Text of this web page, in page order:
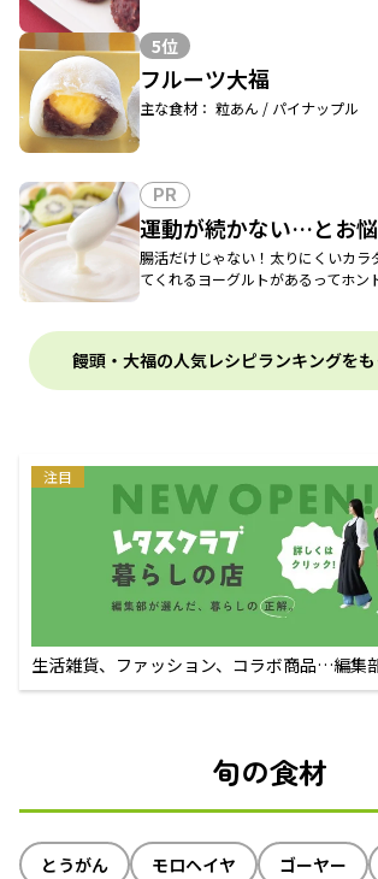
5位
フルーツ大福
主な食材： 粒あん / パイナップル
PR
運動が続かない…とお
腸活だけじゃない！太りにくいカラ
てくれるヨーグルトがあるってホン
饅頭・大福の人気レシピランキングを
注目
生活雑貨、ファッション、コラボ商品…編集
えるECサイト
旬の食材
とうがん モロヘイヤ ゴーヤー